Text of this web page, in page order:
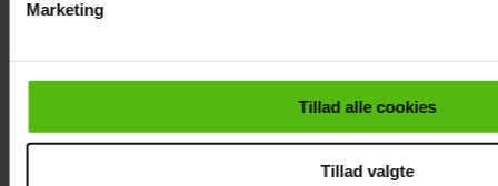
cookiepolitik.
Marketing
Tillad alle cookies
Tillad valgte